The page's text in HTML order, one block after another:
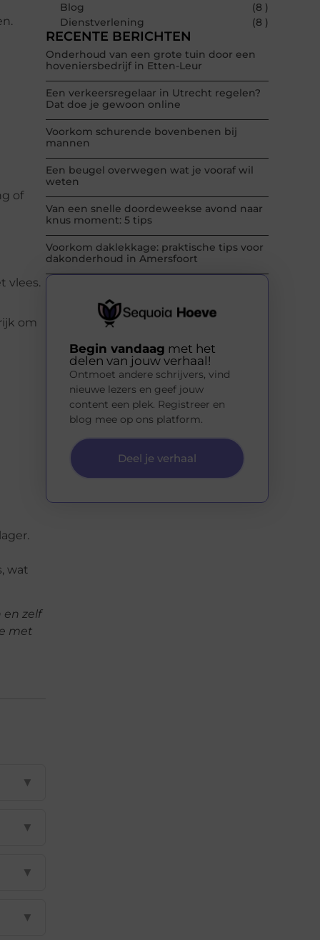
of
vlees.
om
wat
zelf
met
▼
▼
▼
▼
Blog
(8 )
Dienstverlening
(8 )
RECENTE BERICHTEN
Onderhoud van een grote tuin door een
hoveniersbedrijf in Etten-Leur
Een verkeersregelaar in Utrecht regelen?
Dat doe je gewoon online
Voorkom schurende bovenbenen bij
mannen
Een beugel overwegen wat je vooraf wil
weten
Van een snelle doordeweekse avond naar
knus moment: 5 tips
Voorkom daklekkage: praktische tips voor
dakonderhoud in Amersfoort
Begin vandaag met het
delen van jouw verhaal!
Ontmoet andere schrijvers, vind
nieuwe lezers en geef jouw
content een plek. Registreer en
blog mee op ons platform.
Deel je verhaal